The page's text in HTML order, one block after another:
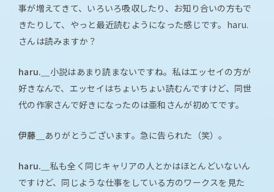
事が増えてきて、いろいろ吸収したり、お知り合いの方もで
きたりして、やっと最近読むようになった感じです。haru.
さんは読みますか？
haru.＿ 小説はあまり読まないですね。私はエッセイの方が
好きなんで、エッセイはちょいちょい読むんですけど、同世
代の作家さんで好きになったのは亜和さんが初めてです。
伊藤＿ ありがとうございます。急に告られた（笑）。
haru.＿ 私も全く同じキャリアの人とかはほとんどいないん
ですけど、同じような仕事をしている方のワークスを見た